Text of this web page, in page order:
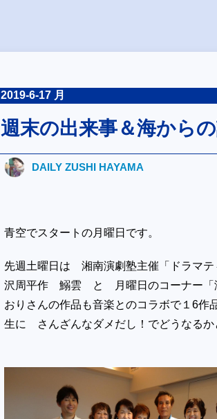
2019-6-17 月
週末の出来事＆海から
DAILY ZUSHI HAYAMA
青空でスタートの月曜日です。
先週土曜日は 湘南演劇塾主催「ドラマ
沢周平作 鰯雲 と 月曜日のコーナー「
おりさんの作品も音楽とのコラボで１6
生に さんざんなダメだし！でどうなる